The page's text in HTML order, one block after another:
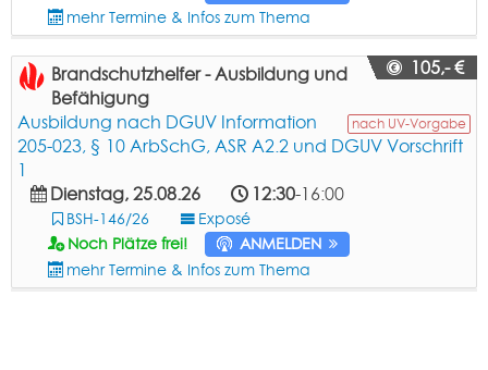
mehr Termine & Infos zum Thema
105,- €
Brandschutzhelfer - Ausbildung und
Befähigung
nach UV-Vorgabe
Ausbildung nach DGUV Information
205-023, § 10 ArbSchG, ASR A2.2 und DGUV Vorschrift
1
Dienstag, 25.08.26
12:30-16:00
BSH-146/26
Exposé
Noch Plätze frei!
ANMELDEN
mehr Termine & Infos zum Thema